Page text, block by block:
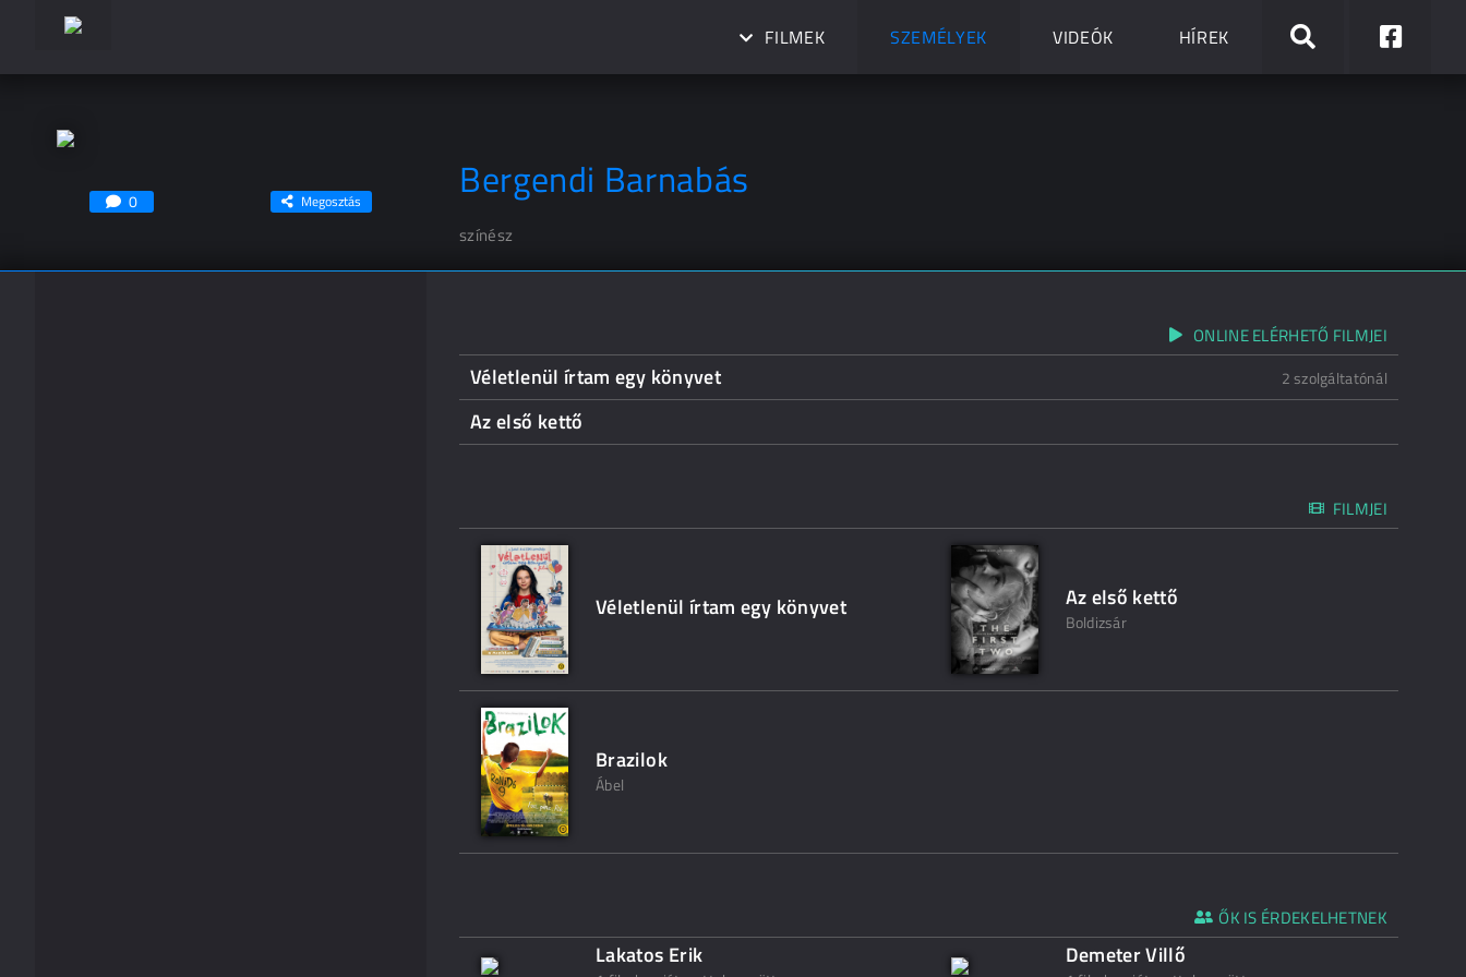
FILMEK SZEMÉLYEK VIDEÓK HÍREK
Bergendi Barnabás
színész
0 Megosztás
ONLINE ELÉRHETŐ FILMJEI
Véletlenül írtam egy könyvet 2 szolgáltatónál
Az első kettő
FILMJEI
Véletlenül írtam egy könyvet Az első kettő
Boldizsár
Brazilok
Ábel
ŐK IS ÉRDEKELHETNEK
Lakatos Erik Demeter Villő